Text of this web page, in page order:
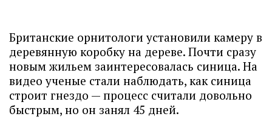
Британские орнитологи установили камеру в
деревянную коробку на дереве. Почти сразу
новым жильем заинтересовалась синица. На
видео ученые стали наблюдать, как синица
строит гнездо — процесс считали довольно
быстрым, но он занял 45 дней.